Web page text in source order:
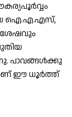
ഐ.എ.എസ്,
ശേഷവും
പാവങ്ങള്‍ക്കു
ഈ ധൂര്‍ത്ത്